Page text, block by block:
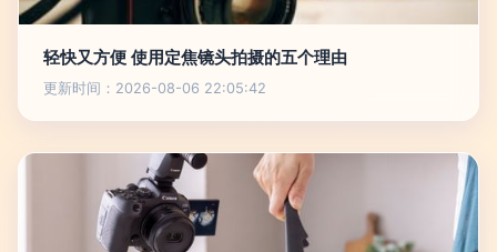
轻快又方便 使用定焦镜头拍摄的五个理由
更新时间：2026-08-06 22:05:42